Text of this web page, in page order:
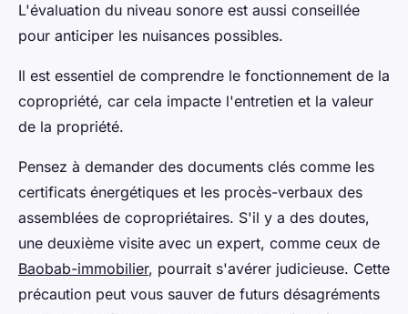
L'évaluation du niveau sonore est aussi conseillée
pour anticiper les nuisances possibles.
Il est essentiel de comprendre le fonctionnement de la
copropriété, car cela impacte l'entretien et la valeur
de la propriété.
Pensez à demander des documents clés comme les
certificats énergétiques et les procès-verbaux des
assemblées de copropriétaires. S'il y a des doutes,
une deuxième visite avec un expert, comme ceux de
Baobab-immobilier, pourrait s'avérer judicieuse. Cette
précaution peut vous sauver de futurs désagréments